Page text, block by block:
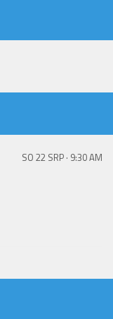
SO 22 SRP · 9:30 AM